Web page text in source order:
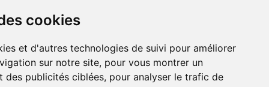
cookies
et d'autres technologies de suivi pour améliorer
sur notre site, pour vous montrer un
des publicités ciblées, pour analyser le trafic de